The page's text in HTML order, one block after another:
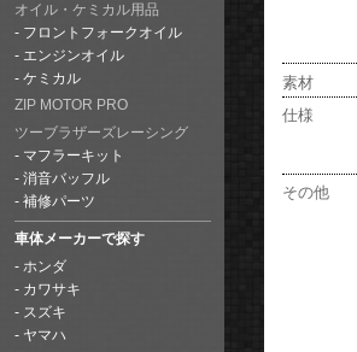
オイル・ケミカル用品
フロントフォークオイル
エンジンオイル
ケミカル
ZIP MOTOR PRO
ツーブラザーズレーシング
マフラーキット
消音バッフル
補修パーツ
車体メーカーで探す
ホンダ
カワサキ
スズキ
ヤマハ
素材
仕様
その他